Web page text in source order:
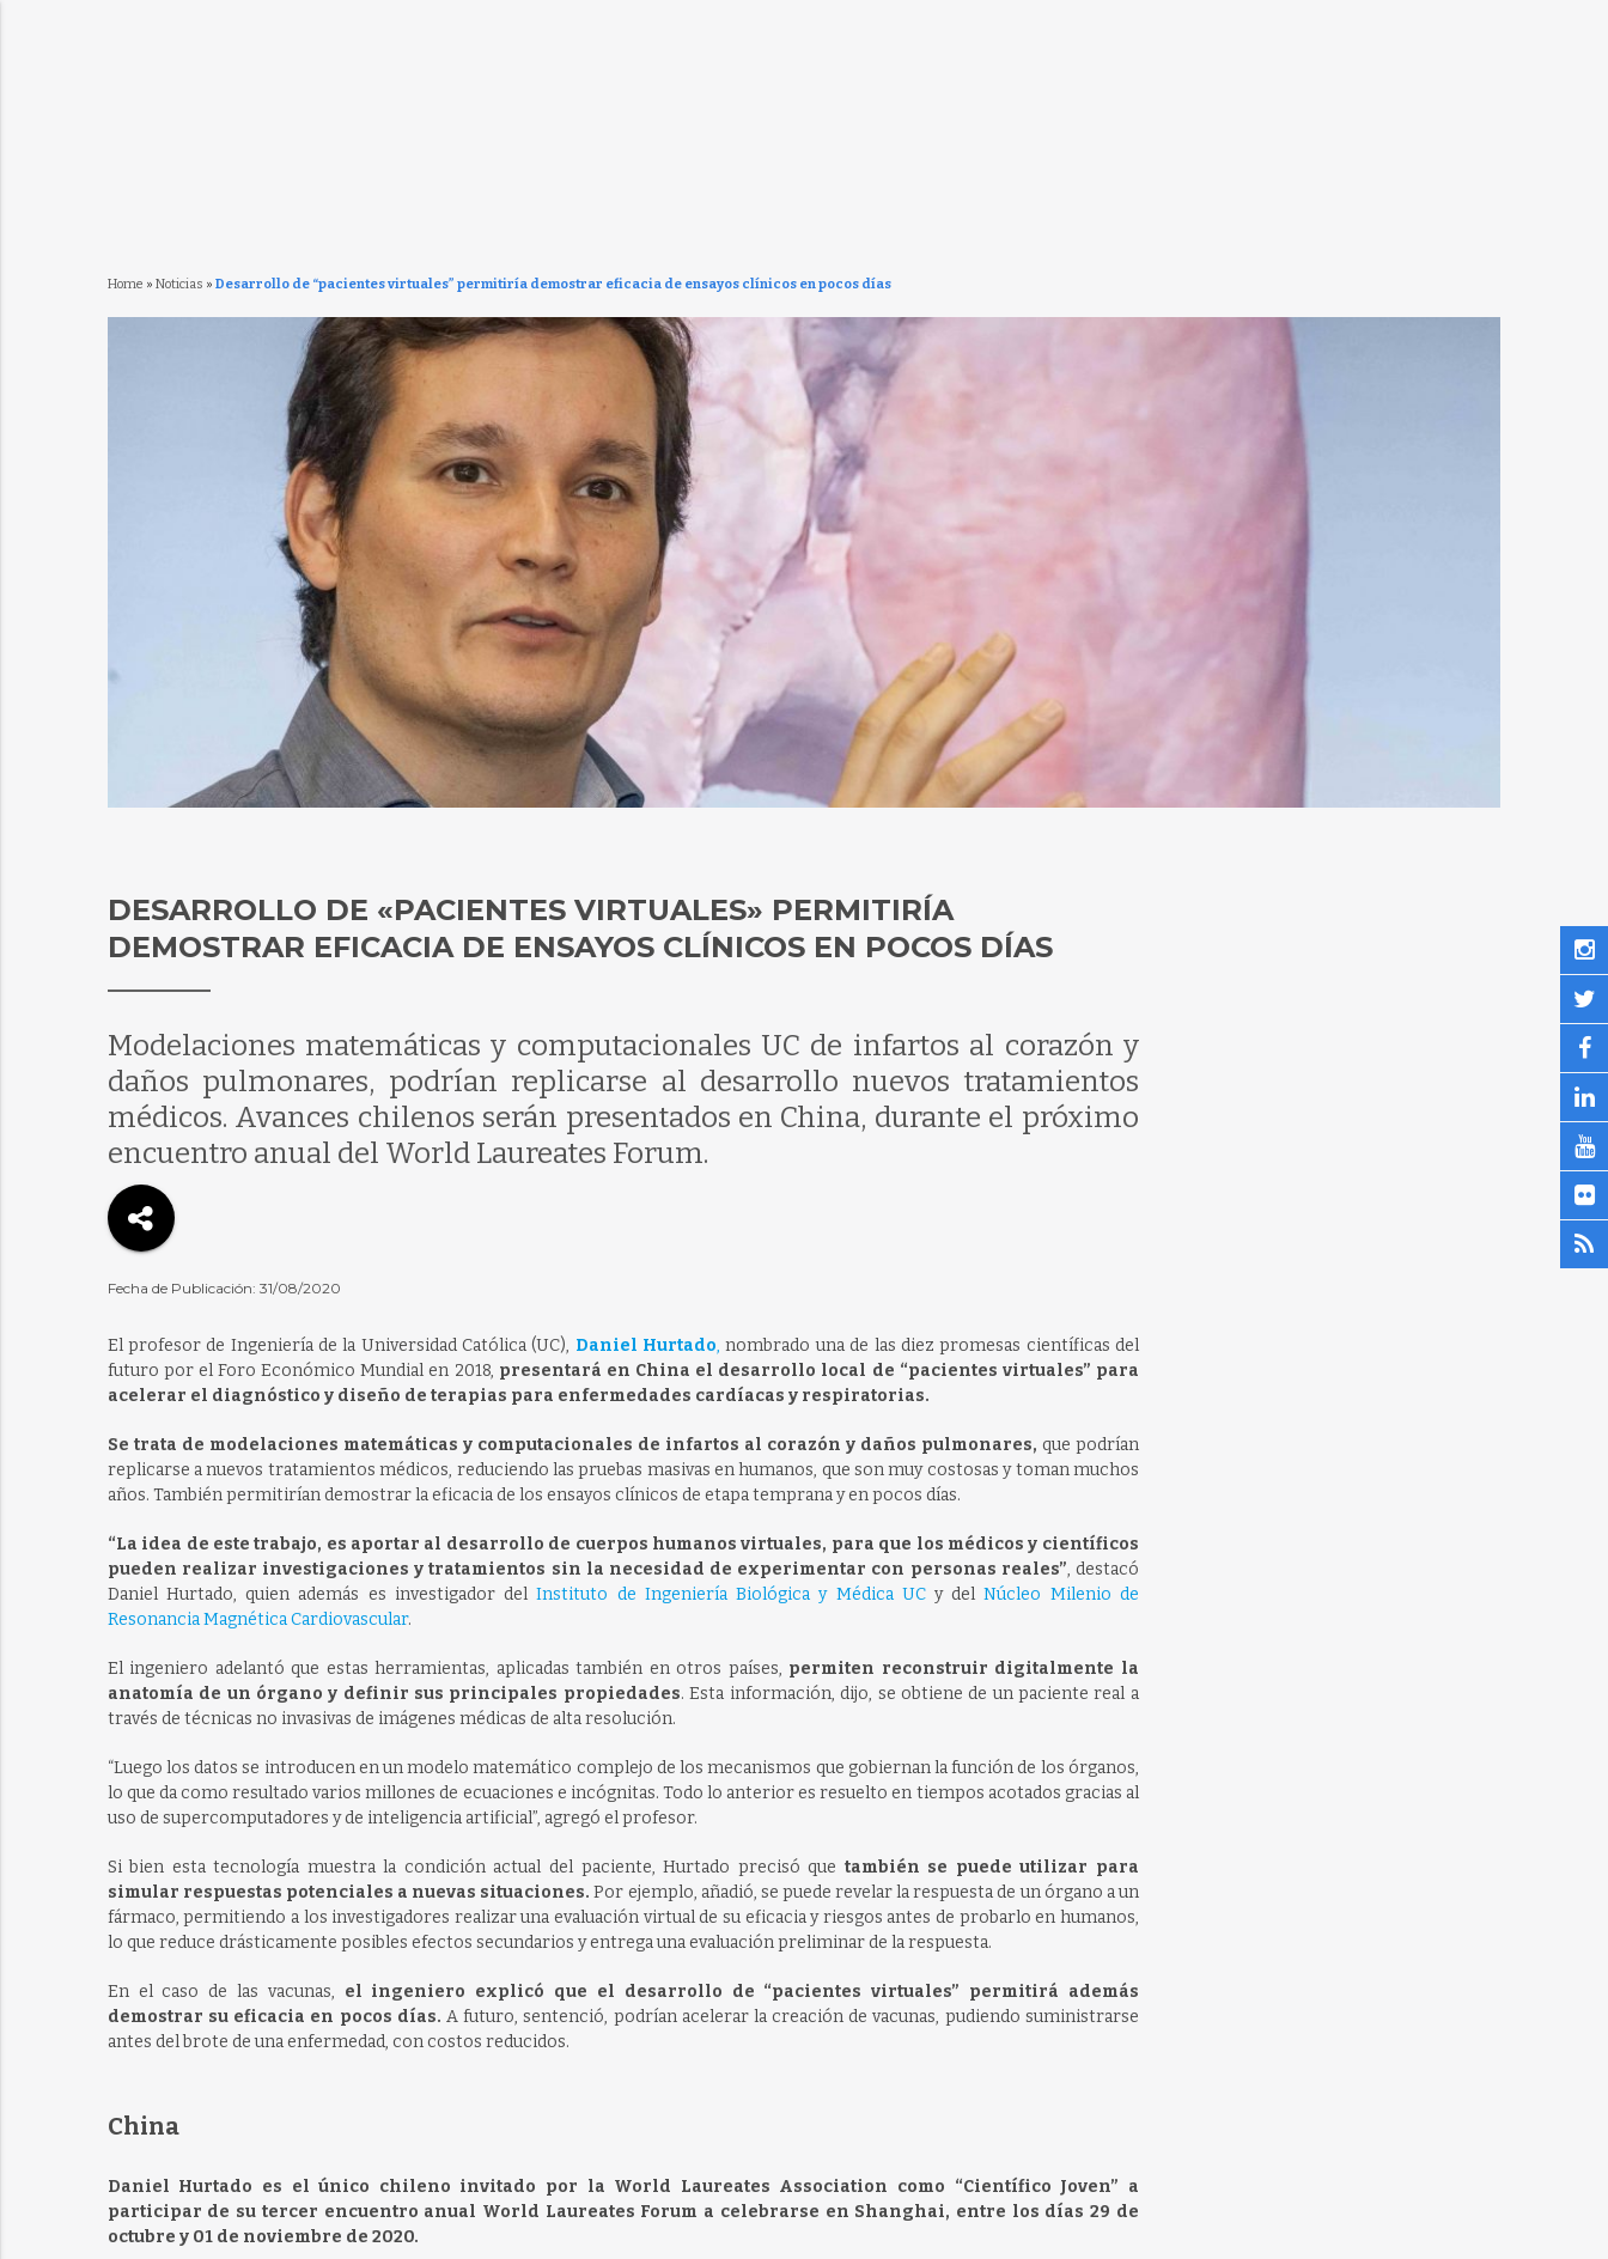
Home » Noticias » Desarrollo de “pacientes virtuales” permitiría demostrar eficacia de ensayos clínicos en pocos días
DESARROLLO DE «PACIENTES VIRTUALES» PERMITIRÍA
DEMOSTRAR EFICACIA DE ENSAYOS CLÍNICOS EN POCOS DÍAS
Modelaciones matemáticas y computacionales UC de infartos al corazón y
daños pulmonares, podrían replicarse al desarrollo nuevos tratamientos
médicos. Avances chilenos serán presentados en China, durante el próximo
encuentro anual del World Laureates Forum.
Fecha de Publicación: 31/08/2020
El profesor de Ingeniería de la Universidad Católica (UC), Daniel Hurtado, nombrado una de las diez promesas científicas del
futuro por el Foro Económico Mundial en 2018, presentará en China el desarrollo local de “pacientes virtuales” para
acelerar el diagnóstico y diseño de terapias para enfermedades cardíacas y respiratorias.
Se trata de modelaciones matemáticas y computacionales de infartos al corazón y daños pulmonares, que podrían
replicarse a nuevos tratamientos médicos, reduciendo las pruebas masivas en humanos, que son muy costosas y toman muchos
años. También permitirían demostrar la eficacia de los ensayos clínicos de etapa temprana y en pocos días.
“La idea de este trabajo, es aportar al desarrollo de cuerpos humanos virtuales, para que los médicos y científicos
pueden realizar investigaciones y tratamientos sin la necesidad de experimentar con personas reales”, destacó
Daniel Hurtado, quien además es investigador delInstituto de Ingeniería Biológica y Médica UCy delNúcleo Milenio de
Resonancia Magnética Cardiovascular.
El ingeniero adelantó que estas herramientas, aplicadas también en otros países, permiten reconstruir digitalmente la
anatomía de un órgano y definir sus principales propiedades. Esta información, dijo, se obtiene de un paciente real a
través de técnicas no invasivas de imágenes médicas de alta resolución.
“Luego los datos se introducen en un modelo matemático complejo de los mecanismos que gobiernan la función de los órganos,
lo que da como resultado varios millones de ecuaciones e incógnitas. Todo lo anterior es resuelto en tiempos acotados gracias al
uso de supercomputadores y de inteligencia artificial”, agregó el profesor.
Si bien esta tecnología muestra la condición actual del paciente, Hurtado precisó que también se puede utilizar para
simular respuestas potenciales a nuevas situaciones. Por ejemplo, añadió, se puede revelar la respuesta de un órgano a un
fármaco, permitiendo a los investigadores realizar una evaluación virtual de su eficacia y riesgos antes de probarlo en humanos,
lo que reduce drásticamente posibles efectos secundarios y entrega una evaluación preliminar de la respuesta.
En el caso de las vacunas, el ingeniero explicó que el desarrollo de “pacientes virtuales” permitirá además
demostrar su eficacia en pocos días. A futuro, sentenció, podrían acelerar la creación de vacunas, pudiendo suministrarse
antes del brote de una enfermedad, con costos reducidos.
China
Daniel Hurtado es el único chileno invitado por la World Laureates Association como “Científico Joven” a
participar de su tercer encuentro anual World Laureates Forum a celebrarse en Shanghai, entre los días 29 de
octubre y 01 de noviembre de 2020.